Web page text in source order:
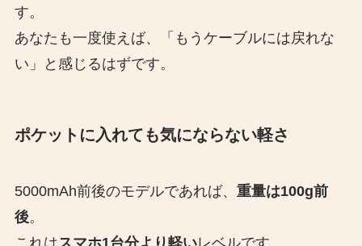
す。
あなたも一度使えば、「もうケーブルには戻れな
い」と感じるはずです。
ポケットに入れても気にならない軽さ
5000mAh前後のモデルであれば、 重量は100g前
後。
これは スマホ1台分より軽いレベルです。